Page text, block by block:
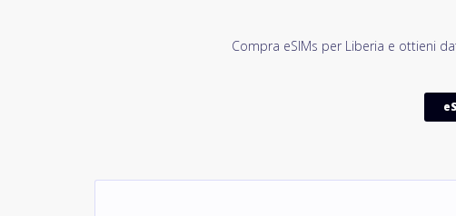
Compra eSIMs per Liberia e ottieni